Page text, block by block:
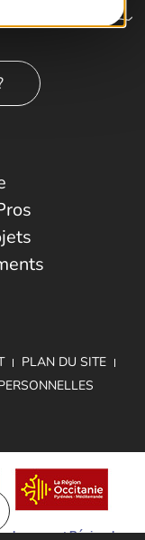
PLAN DU SITE
Régional